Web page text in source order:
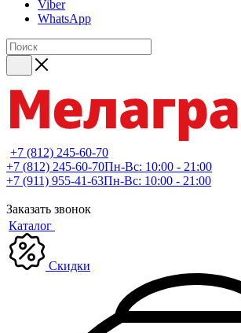
Viber
WhatsApp
+7 (812) 245-60-70
+7 (812) 245-60-70Пн-Вс: 10:00 - 21:00
+7 (911) 955-41-63Пн-Вс: 10:00 - 21:00
Заказать звонок
Каталог
Скидки